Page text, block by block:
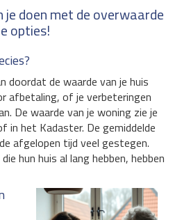
je doen met de overwaarde
opties!
doordat de waarde van je huis
afbetaling, of je verbeteringen
De waarde van je woning zie je
in het Kadaster. De gemiddelde
afgelopen tijd veel gestegen.
hun huis al lang hebben, hebben